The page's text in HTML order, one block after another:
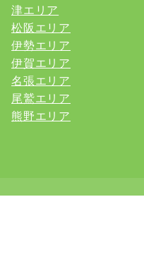
津エリア
松阪エリア
伊勢エリア
伊賀エリア
名張エリア
尾鷲エリア
熊野エリア